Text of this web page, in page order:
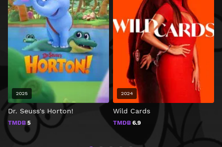
Dr. Seuss's Horton!
TMDB 5
2025
Wild Cards
TMDB 6.9
2024